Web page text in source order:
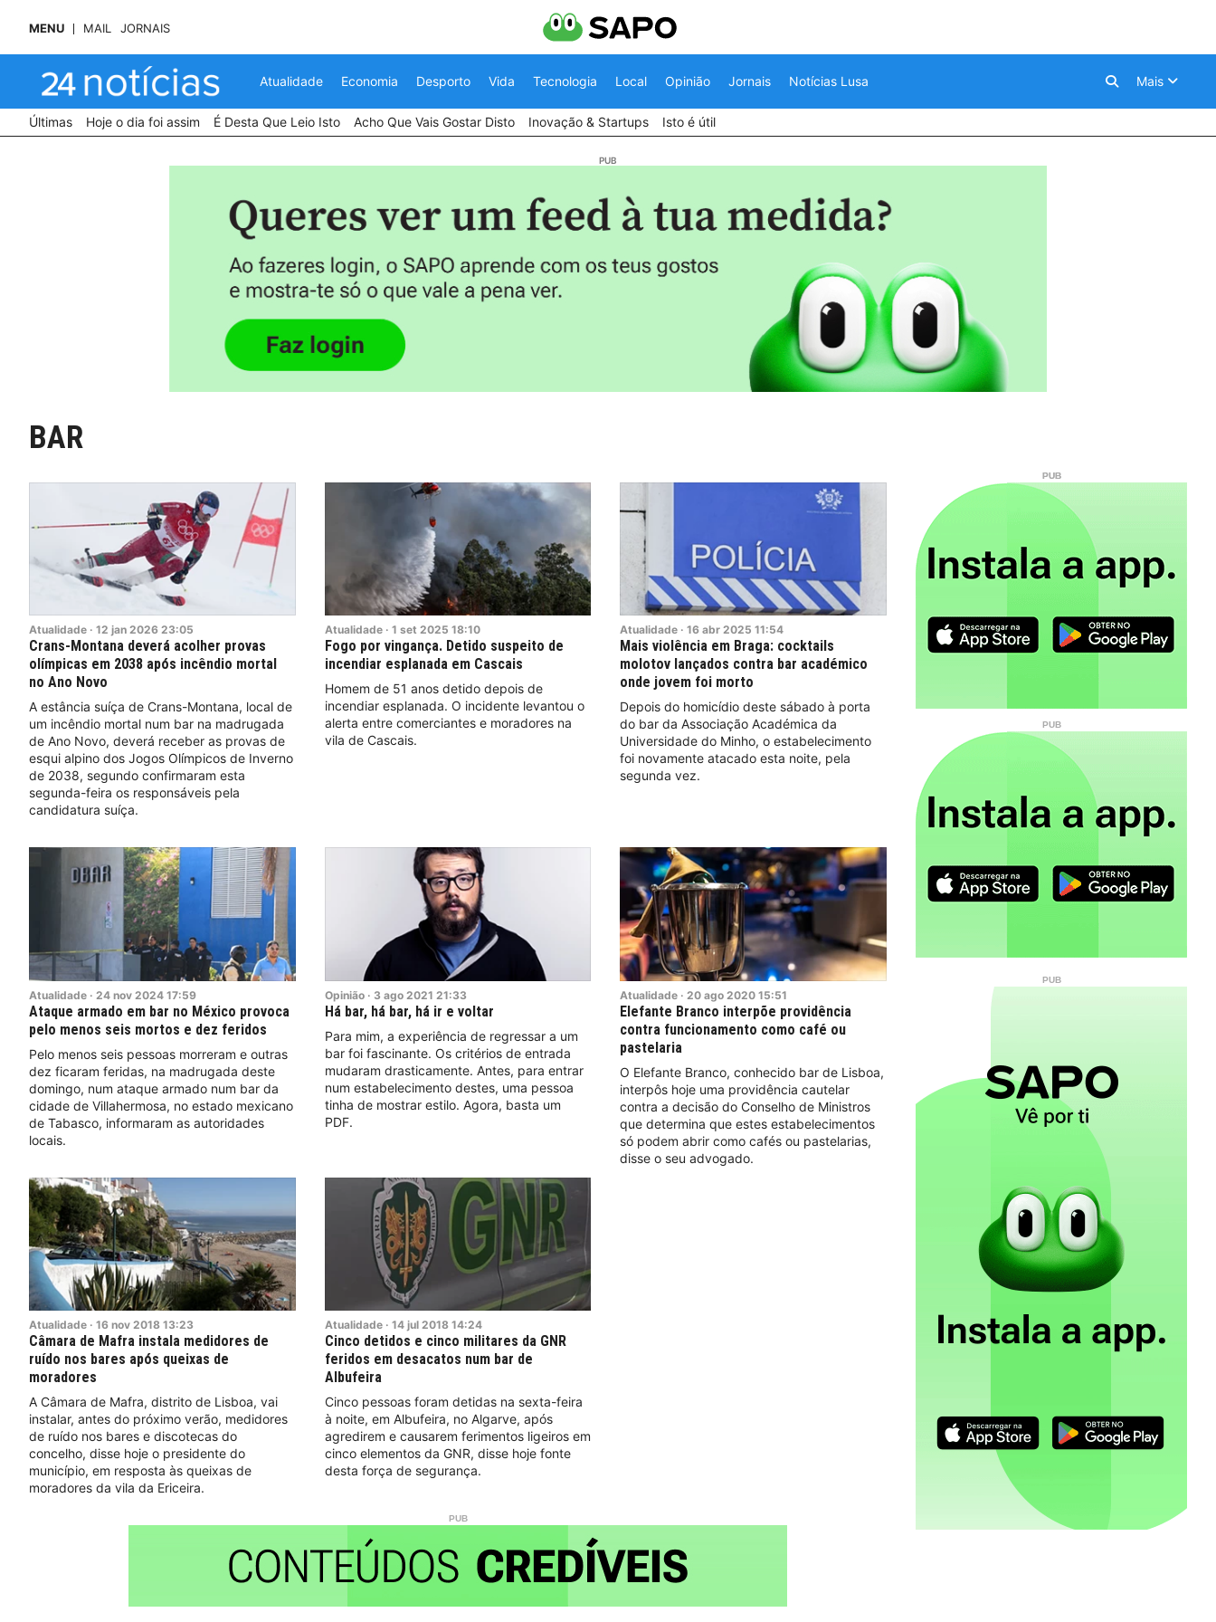
MENU MAIL JORNAIS
Atualidade Economia Desporto Vida Tecnologia Local Opinião Jornais Notícias Lusa Mais
Últimas Hoje o dia foi assim É Desta Que Leio Isto Acho Que Vais Gostar Disto Inovação & Startups Isto é útil
BAR
Atualidade · 12 jan 2026 23:05
Crans-Montana deverá acolher provas
olímpicas em 2038 após incêndio mortal
no Ano Novo
A estância suíça de Crans-Montana, local de
um incêndio mortal num bar na madrugada
de Ano Novo, deverá receber as provas de
esqui alpino dos Jogos Olímpicos de Inverno
de 2038, segundo confirmaram esta
segunda-feira os responsáveis pela
candidatura suíça.
Atualidade · 1 set 2025 18:10
Fogo por vingança. Detido suspeito de
incendiar esplanada em Cascais
Homem de 51 anos detido depois de
incendiar esplanada. O incidente levantou o
alerta entre comerciantes e moradores na
vila de Cascais.
Atualidade · 16 abr 2025 11:54
Mais violência em Braga: cocktails
molotov lançados contra bar académico
onde jovem foi morto
Depois do homicídio deste sábado à porta
do bar da Associação Académica da
Universidade do Minho, o estabelecimento
foi novamente atacado esta noite, pela
segunda vez.
Atualidade · 24 nov 2024 17:59
Ataque armado em bar no México provoca
pelo menos seis mortos e dez feridos
Pelo menos seis pessoas morreram e outras
dez ficaram feridas, na madrugada deste
domingo, num ataque armado num bar da
cidade de Villahermosa, no estado mexicano
de Tabasco, informaram as autoridades
locais.
Opinião · 3 ago 2021 21:33
Há bar, há bar, há ir e voltar
Para mim, a experiência de regressar a um
bar foi fascinante. Os critérios de entrada
mudaram drasticamente. Antes, para entrar
num estabelecimento destes, uma pessoa
tinha de mostrar estilo. Agora, basta um
PDF.
Atualidade · 20 ago 2020 15:51
Elefante Branco interpõe providência
contra funcionamento como café ou
pastelaria
O Elefante Branco, conhecido bar de Lisboa,
interpôs hoje uma providência cautelar
contra a decisão do Conselho de Ministros
que determina que estes estabelecimentos
só podem abrir como cafés ou pastelarias,
disse o seu advogado.
Atualidade · 16 nov 2018 13:23
Câmara de Mafra instala medidores de
ruído nos bares após queixas de
moradores
A Câmara de Mafra, distrito de Lisboa, vai
instalar, antes do próximo verão, medidores
de ruído nos bares e discotecas do
concelho, disse hoje o presidente do
município, em resposta às queixas de
moradores da vila da Ericeira.
Atualidade · 14 jul 2018 14:24
Cinco detidos e cinco militares da GNR
feridos em desacatos num bar de
Albufeira
Cinco pessoas foram detidas na sexta-feira
à noite, em Albufeira, no Algarve, após
agredirem e causarem ferimentos ligeiros em
cinco elementos da GNR, disse hoje fonte
desta força de segurança.